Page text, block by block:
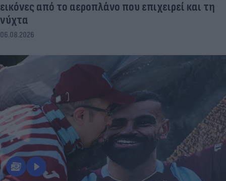
εικόνες από το αεροπλάνο που επιχειρεί και τη
νύχτα
06.08.2026